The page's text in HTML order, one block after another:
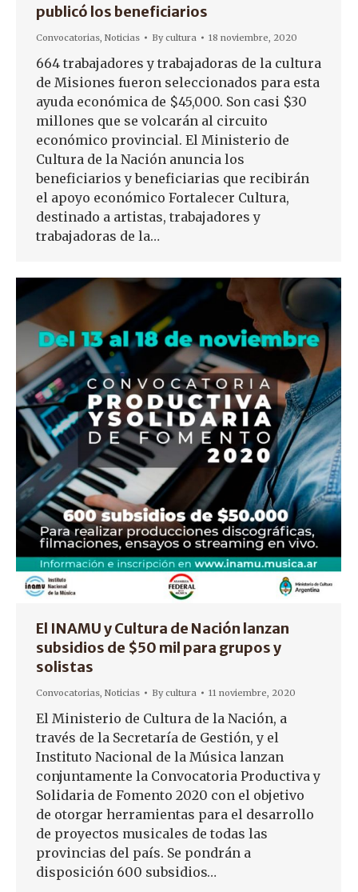
publicó los beneficiarios
Convocatorias, Noticias Bycultura 18 noviembre, 2020
664 trabajadores y trabajadoras de la cultura
de Misiones fueron seleccionados para esta
ayuda económica de $45,000. Son casi $30
millones que se volcarán al circuito
económico provincial. El Ministerio de
Cultura de la Nación anuncia los
beneficiarios y beneficiarias que recibirán
el apoyo económico Fortalecer Cultura,
destinado a artistas, trabajadores y
trabajadoras de la…
El INAMU y Cultura de Nación lanzan
subsidios de $50 mil para grupos y
solistas
Convocatorias, Noticias Bycultura 11 noviembre, 2020
El Ministerio de Cultura de la Nación, a
través de la Secretaría de Gestión, y el
Instituto Nacional de la Música lanzan
conjuntamente la Convocatoria Productiva y
Solidaria de Fomento 2020 con el objetivo
de otorgar herramientas para el desarrollo
de proyectos musicales de todas las
provincias del país. Se pondrán a
disposición 600 subsidios…